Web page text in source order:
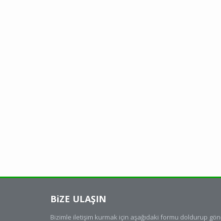
BiZE ULAŞIN
Bizimle iletişim kurmak için aşağıdaki formu doldurup